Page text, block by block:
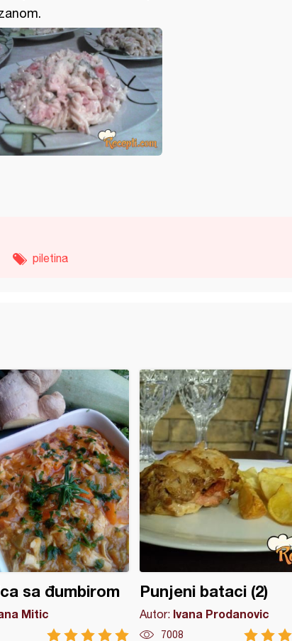
piletina
sa đumbirom
Mitic
Punjeni bataci (2)
Autor: Ivana Prodanovic
7008